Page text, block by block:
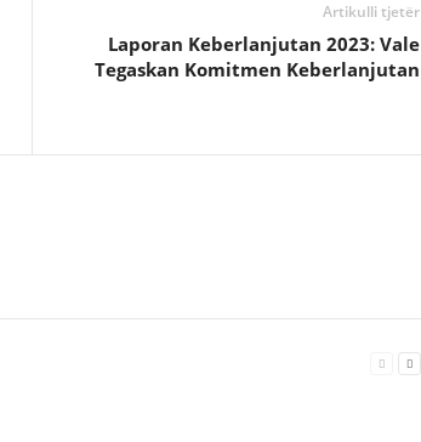
Artikulli tjetër
Laporan Keberlanjutan 2023: Vale
Tegaskan Komitmen Keberlanjutan